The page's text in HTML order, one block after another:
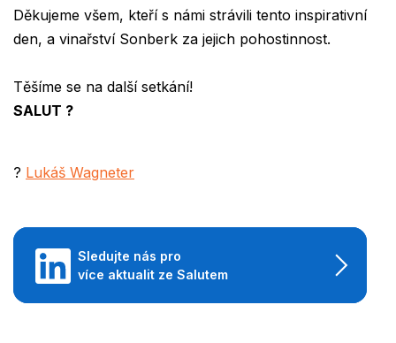
Děkujeme všem, kteří s námi strávili tento inspirativní
den, a vinařství Sonberk za jejich pohostinnost.
Těšíme se na další setkání!
SALUT ?
? Lukáš Wagneter
Sledujte nás pro
více aktualit ze Salutem